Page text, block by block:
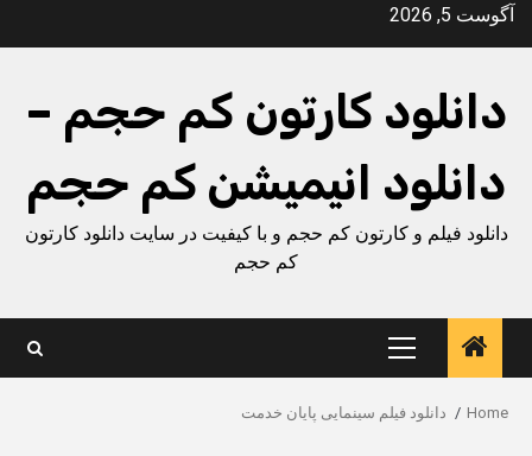
Skipآگوست 5, 2026
دانلود کارتون کم حجم –
دانلود انیمیشن کم حجم
دانلود فیلم و کارتون کم حجم و با کیفیت در سایت دانلود کارتون
کم حجم
Primary
Menu
Home دانلود فیلم سینمایی پایان خدمت